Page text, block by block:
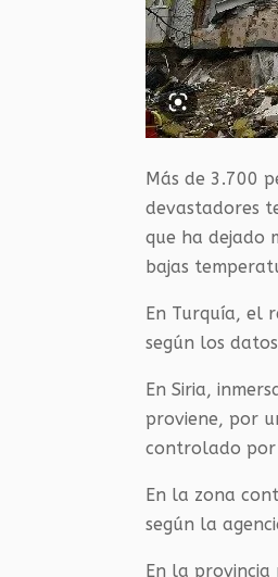
Más de 3.700
devastadores
que ha dejado
bajas
En Turquía, el
según los
En Siria,
proviene, por
controlado por
En la zona
según la
En la